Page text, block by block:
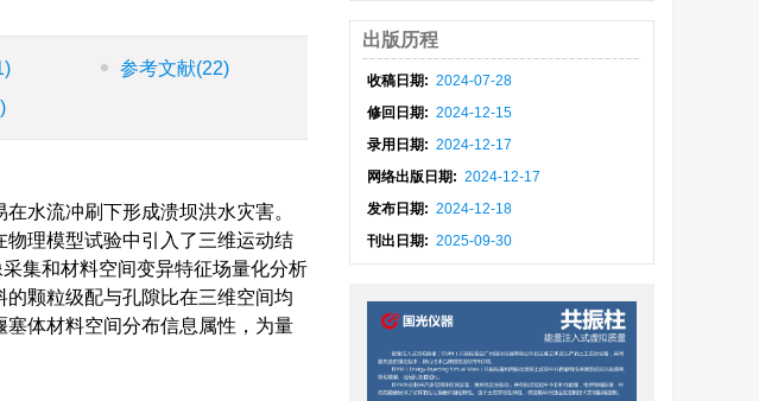
参考文献(22)
水流冲刷下形成溃坝洪水灾害。
理模型试验中引入了三维运动结
集和材料空间变异特征场量化分析
颗粒级配与孔隙比在三维空间均
体材料空间分布信息属性，为量
出版历程
收稿日期: 2024-07-28
修回日期: 2024-12-15
录用日期: 2024-12-17
网络出版日期: 2024-12-17
发布日期: 2024-12-18
刊出日期: 2025-09-30